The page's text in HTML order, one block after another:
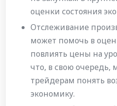
оценки состояния
Отслеживание
может помочь в
повлиять цены на
что, в свою очередь,
трейдерам понять
экономику.